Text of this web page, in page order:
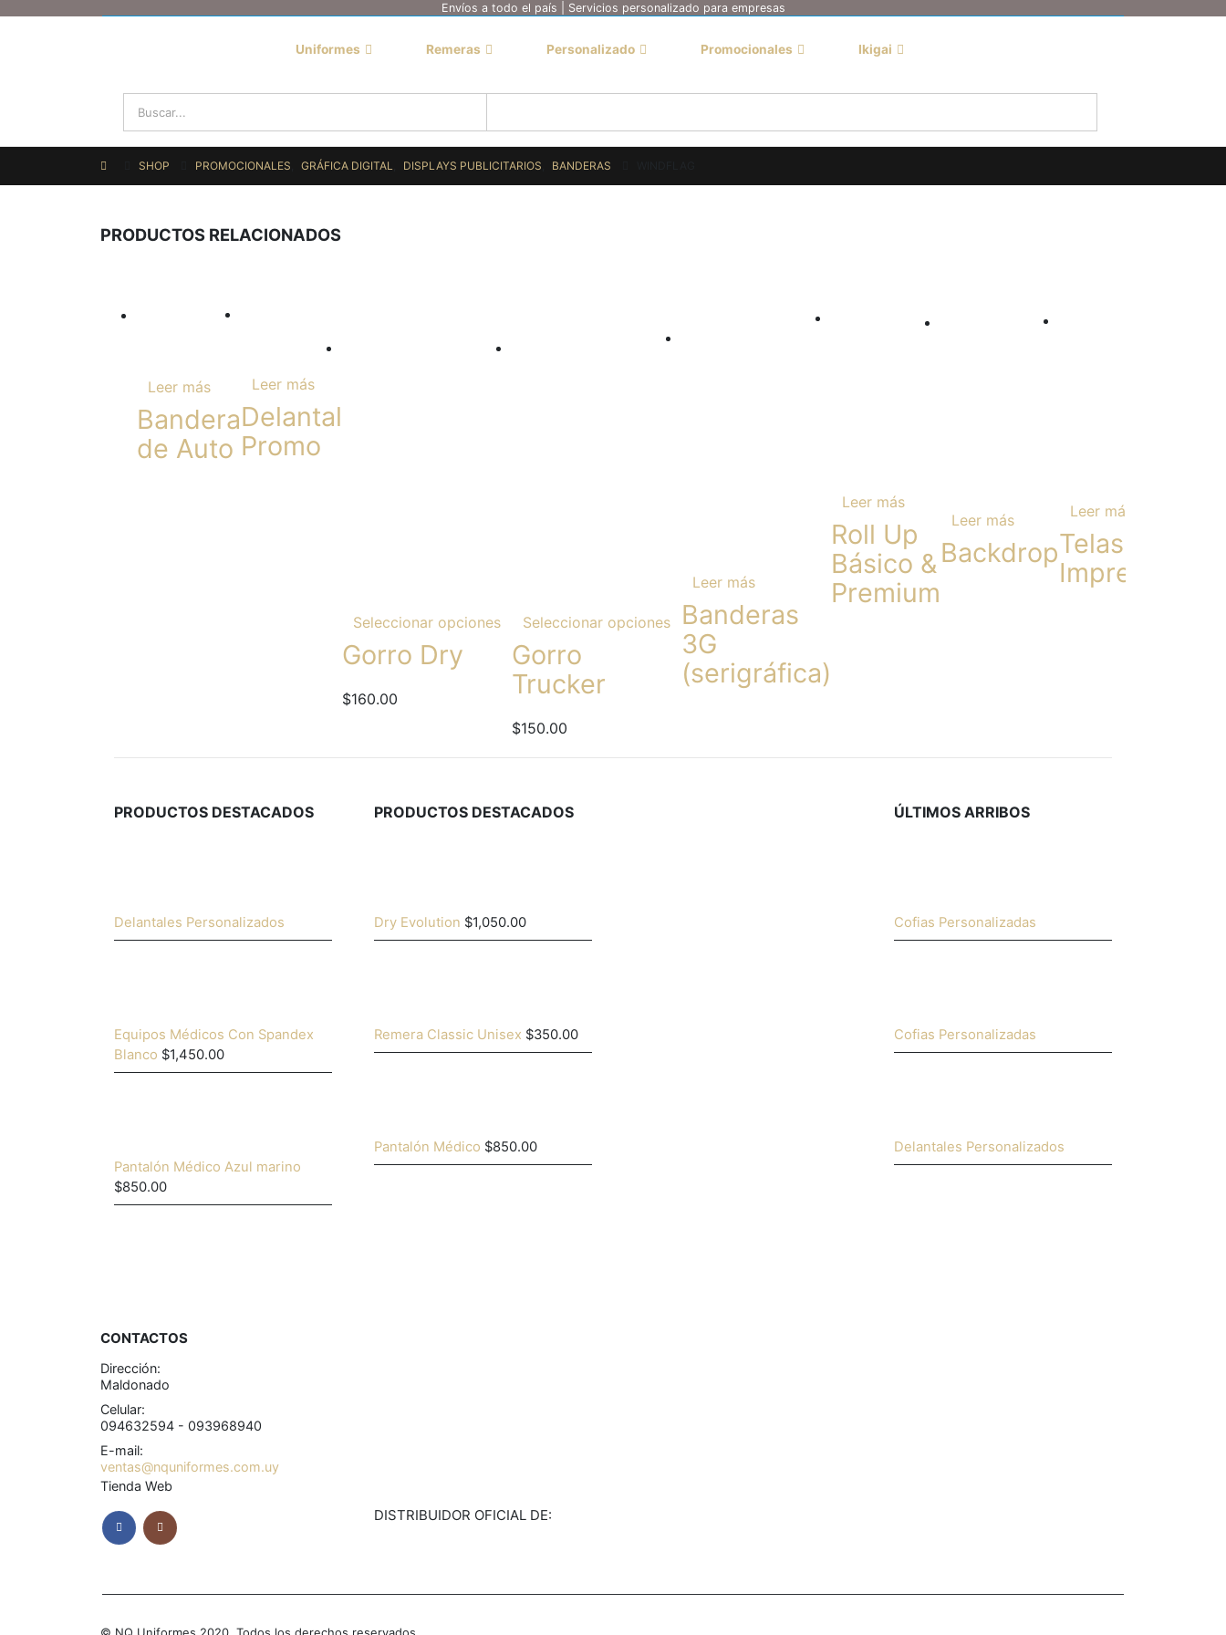
Envíos a todo el país | Servicios personalizado para empresas
Uniformes Remeras Personalizado Promocionales Ikigai
SHOP PROMOCIONALES GRÁFICA DIGITAL DISPLAYS PUBLICITARIOS BANDERAS
PRODUCTOS RELACIONADOS
Leer más
Bandera
de Auto
Leer más
Delantal
Promo
Seleccionar opciones
Gorro Dry
$160.00
Seleccionar opciones
Gorro
Trucker
$150.00
Leer más
Banderas
3G
(serigráfica)
Leer más
Roll Up
Básico &
Premium
Leer más
Backdrop
Leer más
Telas
Impresas
PRODUCTOS DESTACADOS
Delantales Personalizados
Equipos Médicos Con Spandex
Blanco $1,450.00
Pantalón Médico Azul marino
$850.00
PRODUCTOS DESTACADOS
Dry Evolution $1,050.00
Remera Classic Unisex $350.00
Pantalón Médico $850.00
ÚLTIMOS ARRIBOS
Cofias Personalizadas
Cofias Personalizadas
Delantales Personalizados
CONTACTOS
Dirección:
Maldonado
Celular:
094632594 - 093968940
E-mail:
ventas@nquniformes.com.uy
Tienda Web
DISTRIBUIDOR OFICIAL DE: